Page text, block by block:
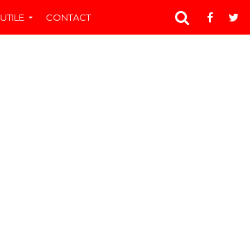
UTILE CONTACT